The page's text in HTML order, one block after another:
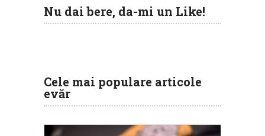
Nu dai bere, da-mi un Like!
Cele mai populare articole
evăr